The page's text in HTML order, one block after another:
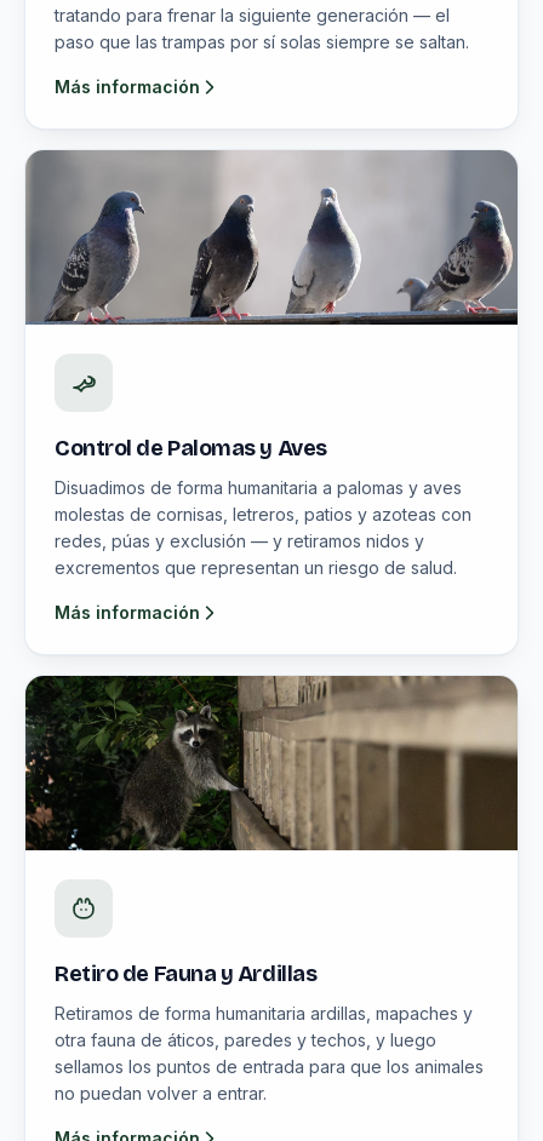
tratando para frenar la siguiente generación — el
paso que las trampas por sí solas siempre se saltan.
Más información
Control de Palomas y Aves
Disuadimos de forma humanitaria a palomas y aves
molestas de cornisas, letreros, patios y azoteas con
redes, púas y exclusión — y retiramos nidos y
excrementos que representan un riesgo de salud.
Más información
Retiro de Fauna y Ardillas
Retiramos de forma humanitaria ardillas, mapaches y
otra fauna de áticos, paredes y techos, y luego
sellamos los puntos de entrada para que los animales
no puedan volver a entrar.